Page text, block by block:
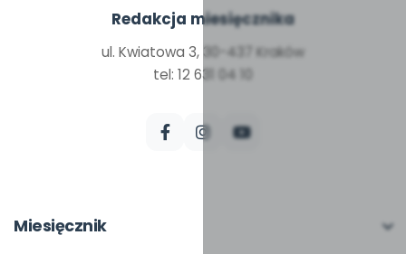
Redakcja miesięcznika
ul. Kwiatowa 3, 30-437 Kraków
tel: 12 631 04 10
Miesięcznik